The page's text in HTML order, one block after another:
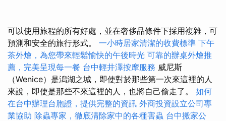
可以使用旅程的所有好處，並在奢侈品條件下採用複雜，可
預測和安全的旅行形式。 一小時居家清潔的收費標準 下午
茶外燴，為您帶來輕鬆愉快的午後時光 可靠的辦桌外燴推
薦，完美呈現每一餐 台中輕井澤按摩服務 威尼斯
（Wenice）是潟湖之城，即使對於那些第一次來這裡的人
來說，即使是那些不來這裡的人，也將自己偷走了。 如何
在台中辦理台胞證，提供完整的資訊 外商投資設立公司專
業協助 除蟲專家，徹底清除家中的各種害蟲 台中搬家公